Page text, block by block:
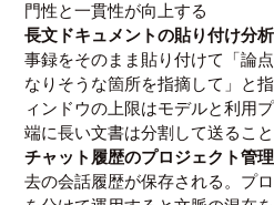
門性と一貫性が向上する
長文ドキュメントの貼り付け分
事録をそのまま貼り付けて「論
なりそうな箇所を指摘して」と
ィンドウの上限はモデルと利用
端に長い文書は分割して送るこ
チャット履歴のプロジェクト管
去の会話履歴が保存される。プ